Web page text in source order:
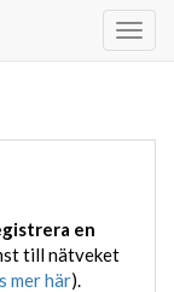
en
till nätveket
mer här).